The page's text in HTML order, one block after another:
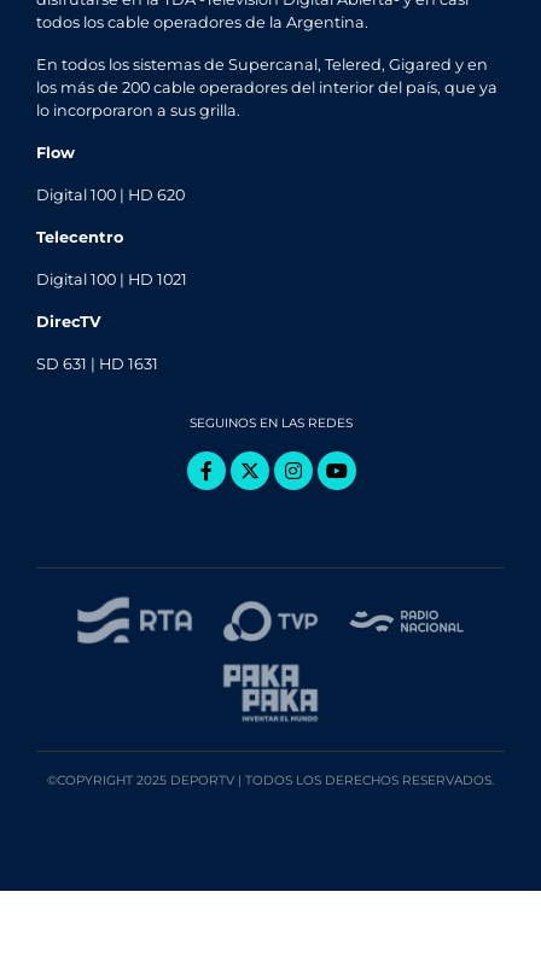
todos los cable operadores de la Argentina.
En todos los sistemas de Supercanal, Telered, Gigared y en
los más de 200 cable operadores del interior del país, que ya
lo incorporaron a sus grilla.
Flow
Digital 100 | HD 620
Telecentro
Digital 100 | HD 1021
DirecTV
SD 631 | HD 1631
SEGUINOS EN LAS REDES
©COPYRIGHT 2025 DEPORTV | TODOS LOS DERECHOS RESERVADOS.